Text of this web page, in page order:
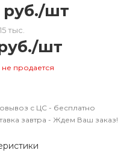
руб./шт
тыс.
/шт
не продается
с ЦС - бесплатно
завтра - Ждем Ваш заказ!